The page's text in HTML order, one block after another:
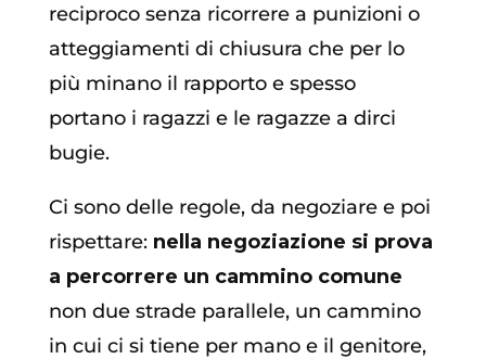
reciproco senza ricorrere a punizioni o
atteggiamenti di chiusura che per lo
più minano il rapporto e spesso
portano i ragazzi e le ragazze a dirci
bugie.
Ci sono delle regole, da negoziare e poi
rispettare: nella negoziazione si prova
a percorrere un cammino comune
non due strade parallele, un cammino
in cui ci si tiene per mano e il genitore,